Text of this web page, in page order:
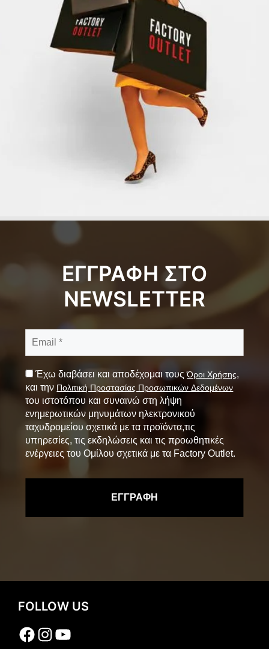
ΕΓΓΡΑΦΗ ΣΤΟ
NEWSLETTER
Έχω διαβάσει και αποδέχομαι τουςΌροι Χρήσης,
και την Πολιτική Προστασίας Προσωπικών Δεδομένων
του ιστοτόπου και συναινώ στη λήψη
ενημερωτικών μηνυμάτων ηλεκτρονικού
ταχυδρομείου σχετικά με τα προϊόντα,τις
υπηρεσίες, τις εκδηλώσεις και τις προωθητικές
ενέργειες του Ομίλου σχετικά με τα Factory Outlet.
FOLLOW US
Facebook
Instagram
YouTube